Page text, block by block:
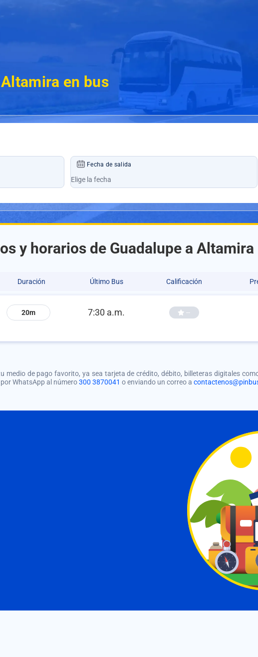
en bus
Fecha de salida
y horarios de Guadalupe a Altamira
Duración Último Bus Calificación
20m 7:30 a.m. --
de pago favorito, ya sea tarjeta de crédito, débito, billeteras digitales
WhatsApp al número300 3870041 o enviando un correo a